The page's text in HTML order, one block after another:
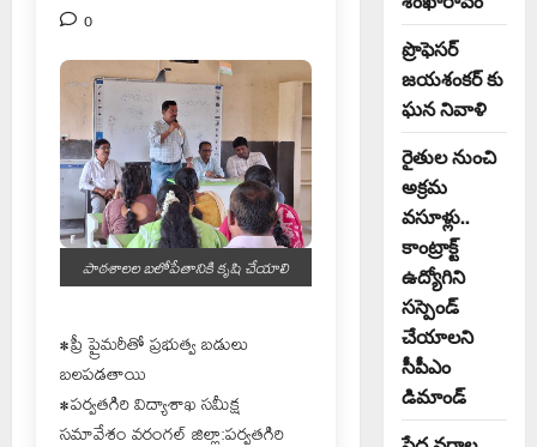
0
పాఠశాలల బలోపేతానికి కృషి చేయాలి
•ప్రీ ప్రైమరీతో ప్రభుత్వ బడులు
బలపడతాయి
•పర్వతగిరి విద్యాశాఖ సమీక్ష
సమావేశం వరంగల్ జిల్లా:పర్వతగిరి
ప్రొఫెసర్
జయశంకర్ కు
ఘన నివాళి
రైతుల నుంచి
అక్రమ
వసూళ్లు..
కాంట్రాక్ట్
ఉద్యోగిని
సస్పెండ్
చేయాలని
సీపీఎం
డిమాండ్